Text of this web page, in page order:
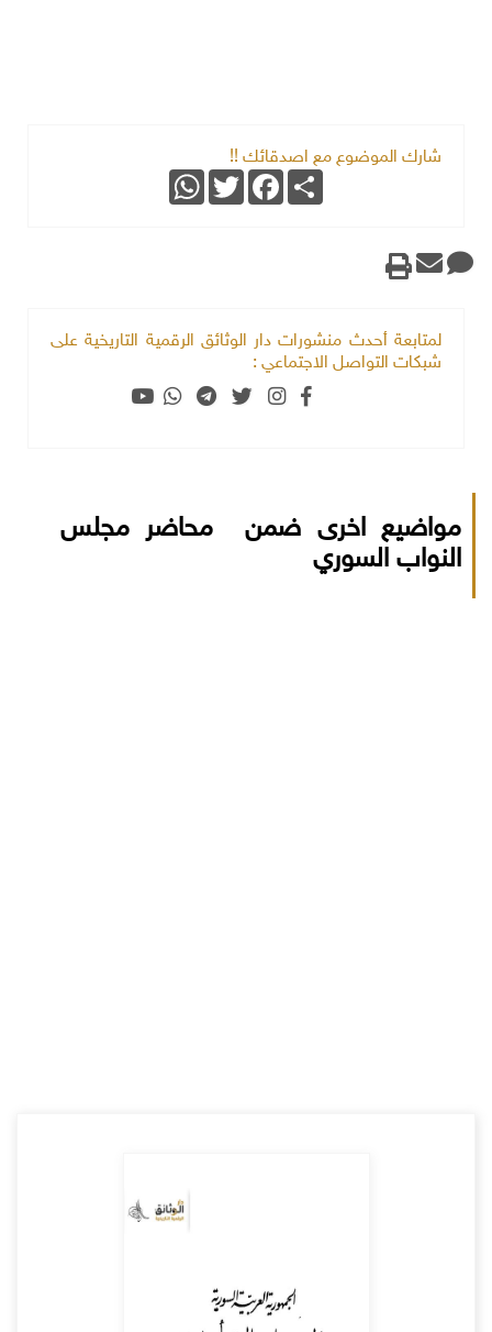
شارك الموضوع مع اصدقائك !!
Share
Facebook
Twitter
WhatsApp
لمتابعة أحدث منشورات دار الوثائق الرقمية التاريخية على
شبكات التواصل الاجتماعي :
مواضيع اخرى ضمن محاضر مجلس
النواب السوري